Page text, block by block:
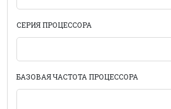
СЕРИЯ ПРОЦЕССОРА
БАЗОВАЯ ЧАСТОТА ПРОЦЕССОРА